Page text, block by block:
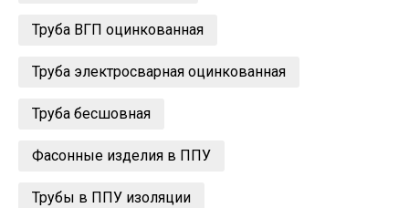
Балка
Швеллер
Труба ВГП оцинкованная
Труба электросварная оцинкованная
Труба бесшовная
Фасонные изделия в ППУ
Трубы в ППУ изоляции